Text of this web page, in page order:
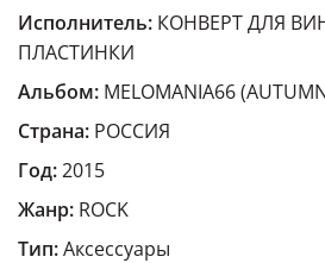
Исполнитель: КОНВЕРТ ДЛЯ
ПЛАСТИНКИ
Альбом: MELOMANIA66
Страна: РОССИЯ
Год:2015
Жанр: ROCK
Тип:Аксессуары